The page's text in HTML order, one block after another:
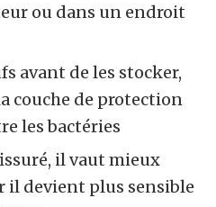
ou dans un endroit
avant de les stocker,
couche de protection
les bactéries
il vaut mieux
il devient plus sensible